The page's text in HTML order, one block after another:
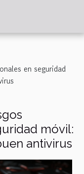
en seguridad
móvil:
antivirus